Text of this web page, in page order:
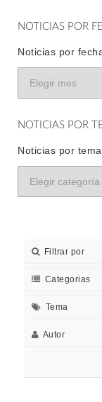
NOTICIAS POR
Noticias por
NOTICIAS POR
Noticias por tema
Filtrar por
Categorias
Tema
Autor